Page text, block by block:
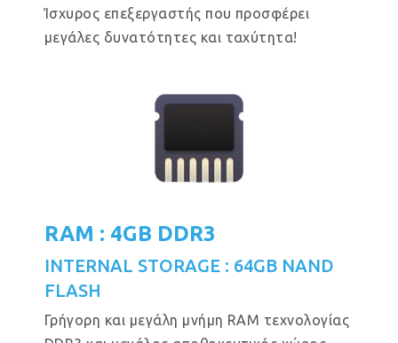
Ίσχυρος επεξεργαστής που προσφέρει
μεγάλες δυνατότητες και ταχύτητα!
RAM : 4GB DDR3
INTERNAL STORAGE : 64GB NAND
FLASH
Γρήγορη και μεγάλη μνήμη RAM τεχνολογίας